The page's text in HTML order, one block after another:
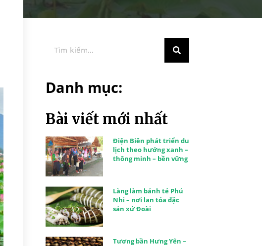
Danh mục:
Bài viết mới nhất
Điện Biên phát triển du
lịch theo hướng xanh –
thông minh – bền vững
Làng làm bánh tẻ Phú
Nhi – nơi lan tỏa đặc
sản xứ Đoài
Tương bần Hưng Yên –